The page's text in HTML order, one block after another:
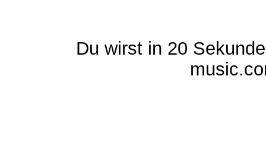
Du wirst in 20